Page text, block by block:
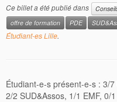
Ce billet a été publié dans
offre de formation PDE
Étudiant-es Lille.
Étudiant-e-s présent-e-s : 3/
2/2 SUD&Assos, 1/1 EMF, 0/